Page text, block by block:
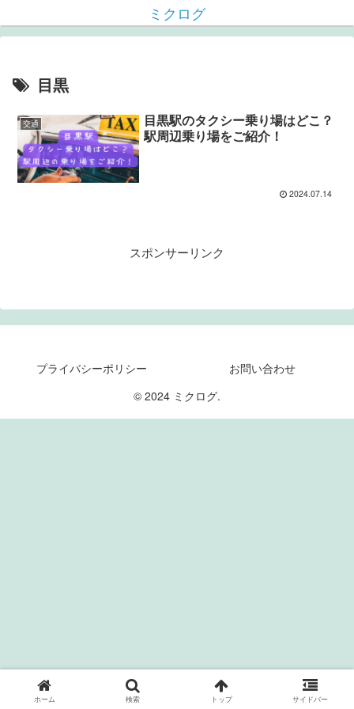
ミクログ
目黒
交通
目黒駅のタクシー乗り場はどこ？
駅周辺乗り場をご紹介！
2024.07.14
スポンサーリンク
プライバシーポリシー
お問い合わせ
© 2024 ミクログ.
ホーム 検索 トップ サイドバー